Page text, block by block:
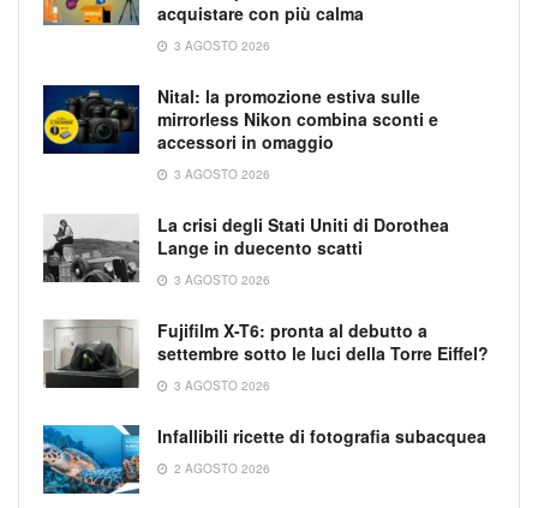
acquistare con più calma
3 AGOSTO 2026
Nital: la promozione estiva sulle
mirrorless Nikon combina sconti e
accessori in omaggio
3 AGOSTO 2026
La crisi degli Stati Uniti di Dorothea
Lange in duecento scatti
3 AGOSTO 2026
Fujifilm X-T6: pronta al debutto a
settembre sotto le luci della Torre Eiffel?
3 AGOSTO 2026
Infallibili ricette di fotografia subacquea
2 AGOSTO 2026